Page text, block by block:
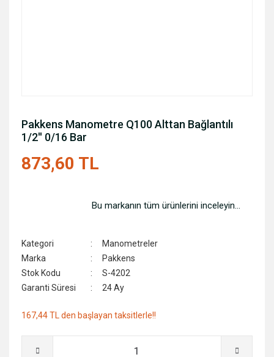
Pakkens Manometre Q100 Alttan Bağlantılı
1/2'' 0/16 Bar
873,60 TL
Bu markanın tüm ürünlerini inceleyin...
Kategori
Manometreler
Marka
Pakkens
Stok Kodu
S-4202
Garanti Süresi
24 Ay
167,44 TL den başlayan taksitlerle!!